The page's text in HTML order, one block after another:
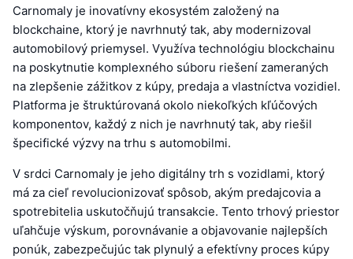
Carnomaly je inovatívny ekosystém založený na
blockchaine, ktorý je navrhnutý tak, aby modernizoval
automobilový priemysel. Využíva technológiu blockchainu
na poskytnutie komplexného súboru riešení zameraných
na zlepšenie zážitkov z kúpy, predaja a vlastníctva vozidiel.
Platforma je štruktúrovaná okolo niekoľkých kľúčových
komponentov, každý z nich je navrhnutý tak, aby riešil
špecifické výzvy na trhu s automobilmi.
V srdci Carnomaly je jeho digitálny trh s vozidlami, ktorý
má za cieľ revolucionizovať spôsob, akým predajcovia a
spotrebitelia uskutočňujú transakcie. Tento trhový priestor
uľahčuje výskum, porovnávanie a objavovanie najlepších
ponúk, zabezpečujúc tak plynulý a efektívny proces kúpy